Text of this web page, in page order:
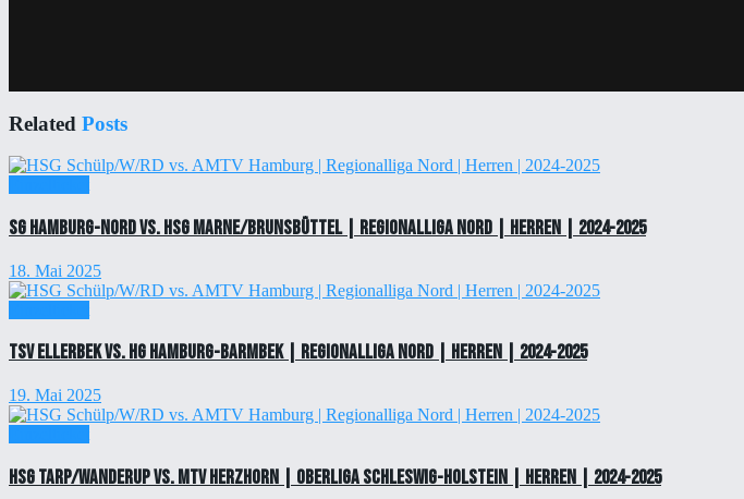
Related Posts
SG Hamburg-Nord vs. HSG Marne/Brunsbüttel | Regionalliga Nord | Herren | 2024-2025
18. Mai 2025
TSV Ellerbek vs. HG Hamburg-Barmbek | Regionalliga Nord | Herren | 2024-2025
19. Mai 2025
HSG Tarp/Wanderup vs. MTV Herzhorn | Oberliga Schleswig-Holstein | Herren | 2024-2025